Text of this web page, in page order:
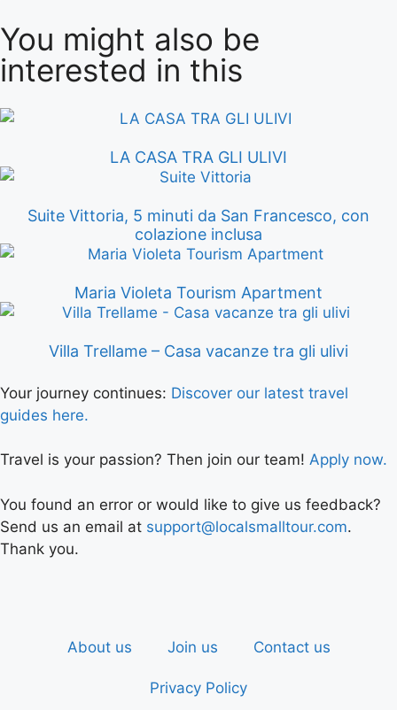
You might also be
interested in this
LA CASA TRA GLI ULIVI
Suite Vittoria, 5 minuti da San Francesco, con
colazione inclusa
Maria Violeta Tourism Apartment
Villa Trellame – Casa vacanze tra gli ulivi
Your journey continues: Discover our latest travel
guides here.
Travel is your passion? Then join our team! Apply now.
You found an error or would like to give us feedback?
Send us an email at support@localsmalltour.com.
Thank you.
About us Join us Contact us
Privacy Policy